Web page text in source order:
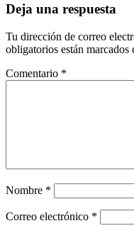
Deja una respuesta
Tu dirección de correo
obligatorios están marcados
Comentario *
Nombre *
Correo electrónico *